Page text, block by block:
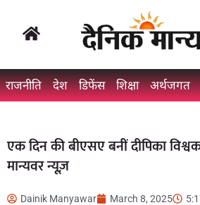
राजनीति देश डिफेंस शिक्षा अर्थजगत
एक दिन की बीएसए बनीं दीपिका
मान्यवर न्यूज़
Dainik Manyawar March 8, 2025